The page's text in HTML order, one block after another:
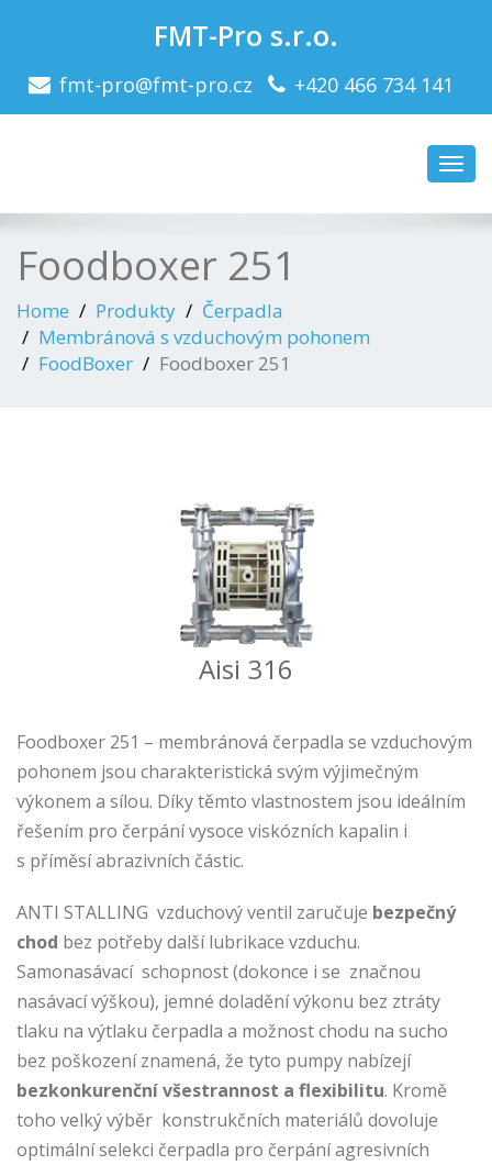
FMT-Pro s.r.o.
fmt-pro@fmt-pro.cz +420 466 734 141
Foodboxer 251
Home Produkty
Čerpadla
Membránová s vzduchovým pohonem
FoodBoxer
Foodboxer 251
Aisi 316
Foodboxer 251 – membránová čerpadla se vzduchovým
pohonem jsou charakteristická svým výjimečným
výkonem a sílou. Díky těmto vlastnostem jsou ideálním
řešením pro čerpání vysoce viskózních kapalin i
s příměsí abrazivních částic.
ANTI STALLING vzduchový ventil zaručuje bezpečný
chod bez potřeby další lubrikace vzduchu.
Samonasávací schopnost (dokonce i se značnou
nasávací výškou), jemné doladění výkonu bez ztráty
tlaku na výtlaku čerpadla a možnost chodu na sucho
bez poškození znamená, že tyto pumpy nabízejí
bezkonkurenční všestrannost a flexibilitu. Kromě
toho velký výběr konstrukčních materiálů dovoluje
optimální selekci čerpadla pro čerpání agresivních